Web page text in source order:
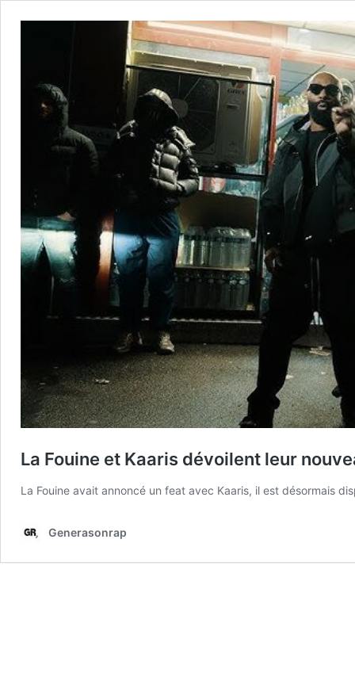
La Fouine et Kaaris dévoilent leur
La Fouine avait annoncé un feat avec Kaaris, il est désormais
Generasonrap